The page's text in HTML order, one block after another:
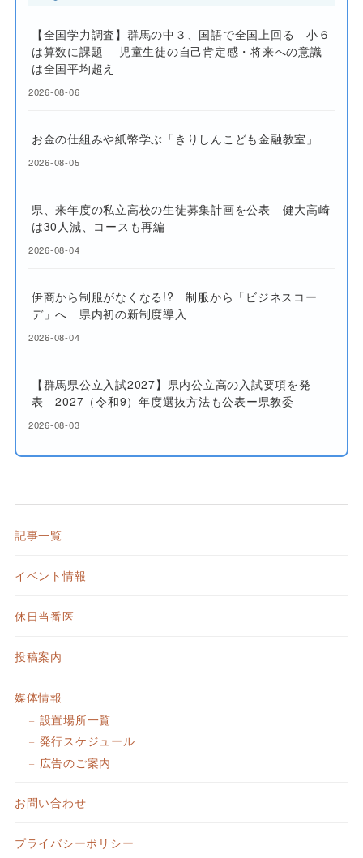
【全国学力調査】群馬の中３、国語で全国上回る 小６
は算数に課題 児童生徒の自己肯定感・将来への意識
は全国平均超え
2026-08-06
お金の仕組みや紙幣学ぶ「きりしんこども金融教室」
2026-08-05
県、来年度の私立高校の生徒募集計画を公表 健大高崎
は30人減、コースも再編
2026-08-04
伊商から制服がなくなる!? 制服から「ビジネスコー
デ」へ 県内初の新制度導入
2026-08-04
【群馬県公立入試2027】県内公立高の入試要項を発
表 2027（令和9）年度選抜方法も公表ー県教委
2026-08-03
記事一覧
イベント情報
休日当番医
投稿案内
媒体情報
設置場所一覧
発行スケジュール
広告のご案内
お問い合わせ
プライバシーポリシー